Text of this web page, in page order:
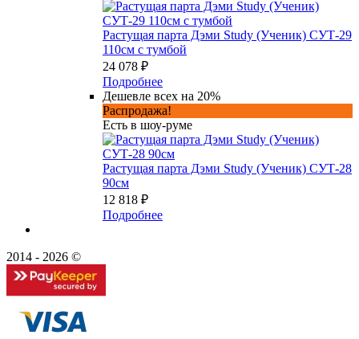
Растущая парта Дэми Study (Ученик) СУТ-29
110см с тумбой
24 078 ₽
Подробнее
Дешевле всех на 20%
Распродажа!
Есть в шоу-руме
Растущая парта Дэми Study (Ученик) СУТ-28
90см
12 818 ₽
Подробнее
2014 - 2026 ©